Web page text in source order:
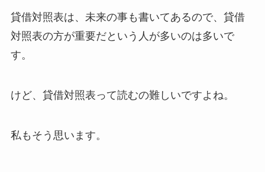
貸借対照表は、未来の事も書いてあるので、貸借
対照表の方が重要だという人が多いのは多いで
す。
けど、貸借対照表って読むの難しいですよね。
私もそう思います。